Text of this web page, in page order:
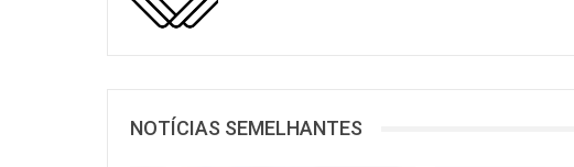
NOTÍCIAS SEMELHANTES